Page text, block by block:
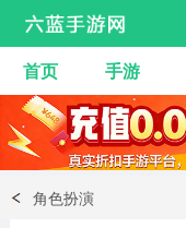
安卓手游
热门手游
动作射击
首页 手游
角色扮演